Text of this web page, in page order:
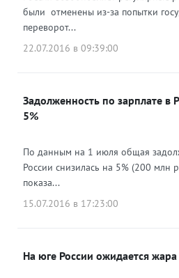
были отменены из-за попытки
переворот...
22.07.2016 в 09:39:00
Задолженность по зарплате в
5%
По данным на 1 июля общая
России снизилась на 5% (200 млн
показа...
15.07.2016 в 17:23:00
На юге России ожидается